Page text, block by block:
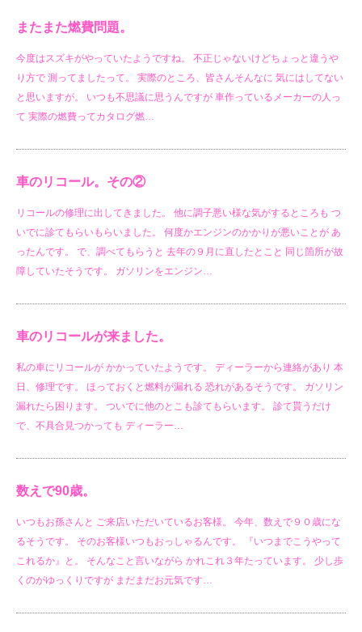
またまた燃費問題。
今度はスズキがやっていたようですね。 不正じゃないけどちょっと違うや
り方で 測ってましたって。 実際のところ、皆さんそんなに 気にはしてない
と思いますが。 いつも不思議に思うんですが 車作っているメーカーの人っ
て 実際の燃費ってカタログ燃…
車のリコール。その②
リコールの修理に出してきました。 他に調子悪い様な気がするところも つ
いでに診てもらいもらいました。 何度かエンジンのかかりが悪いことが あ
ったんです。 で、調べてもらうと 去年の９月に直したとこと 同じ箇所が故
障していたそうです。 ガソリンをエンジン…
車のリコールが来ました。
私の車にリコールが かかっていたようです。 ディーラーから連絡があり 本
日、修理です。 ほっておくと燃料が漏れる 恐れがあるそうです。 ガソリン
漏れたら困ります。 ついでに他のとこも診てもらいます。 診て貰うだけ
で、不具合見つかっても ディーラー…
数えで90歳。
いつもお孫さんと ご来店いただいているお客様。 今年、数えで９０歳にな
るそうです。 そのお客様いつもおっしゃるんです。 『いつまでこうやって
これるか』と。 そんなこと言いながら かれこれ３年たっています。 少し歩
くのがゆっくりですが まだまだお元気です…